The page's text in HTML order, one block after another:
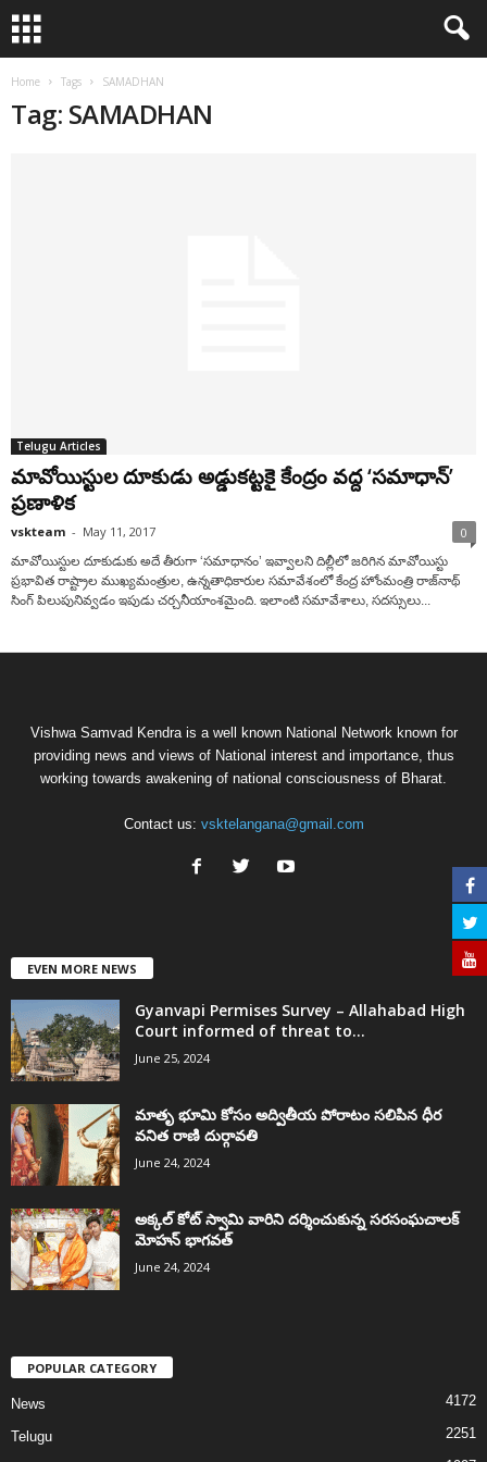
Home Tags SAMADHAN
Tag: SAMADHAN
Telugu Articles
మావోయిస్టుల దూకుడు అడ్డుకట్టకై కేంద్రం వద్ద ‘సమాధాన్’
ప్రణాళిక
vskteam - May 11, 2017 0
మావోయిస్టుల దూకుడుకు అదే తీరుగా ‘సమాధానం’ ఇవ్వాలని దిల్లీలో జరిగిన మావోయిస్టు
ప్రభావిత రాష్ట్రాల ముఖ్యమంత్రుల, ఉన్నతాధికారుల సమావేశంలో కేంద్ర హోంమంత్రి రాజ్‌నాథ్
సింగ్ పిలుపునివ్వడం ఇపుడు చర్చనీయాంశమైంది. ఇలాంటి సమావేశాలు, సదస్సులు...
Vishwa Samvad Kendra is a well known National Network known for
providing news and views of National interest and importance, thus
working towards awakening of national consciousness of Bharat.
Contact us: vsktelangana@gmail.com
EVEN MORE NEWS
Gyanvapi Permises Survey – Allahabad High
Court informed of threat to...
June 25, 2024
మాతృ భూమి కోసం అద్వితీయ పోరాటం సలిపిన ధీర
వనిత రాణి దుర్గావతి
June 24, 2024
అక్కల్‌ కోట్‌ స్వామి వారిని దర్శించుకున్న సరసంఘచాలక్
మోహన్ భాగవత్
June 24, 2024
POPULAR CATEGORY
News 4172
Telugu 2251